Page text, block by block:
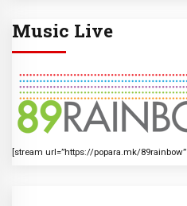
Music Live
[stream url=”https://popara.mk/89rainbow”